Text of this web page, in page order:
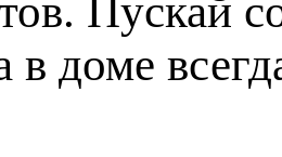
Пускай
в доме